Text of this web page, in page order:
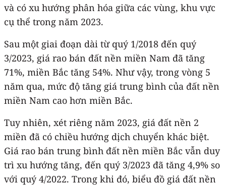
và có xu hướng phân hóa giữa các vùng, khu vực
cụ thể trong năm 2023.
Sau một giai đoạn dài từ quý 1/2018 đến quý
3/2023, giá rao bán đất nền miền Nam đã tăng
71%, miền Bắc tăng 54%. Như vậy, trong vòng 5
năm qua, mức độ tăng giá trung bình của đất nền
miền Nam cao hơn miền Bắc.
Tuy nhiên, xét riêng năm 2023, giá đất nền 2
miền đã có chiều hướng dịch chuyển khác biệt.
Giá rao bán trung bình đất nền miền Bắc vẫn duy
trì xu hướng tăng, đến quý 3/2023 đã tăng 4,9% so
với quý 4/2022. Trong khi đó, biểu đồ giá đất nền